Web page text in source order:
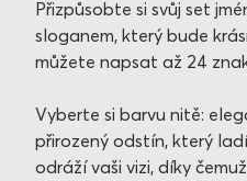
Přizpůsobte si svůj set
sloganem, který bude
můžete napsat až 24
Vyberte si barvu nitě:
přirozený odstín, který
odráží vaši vizi, díky